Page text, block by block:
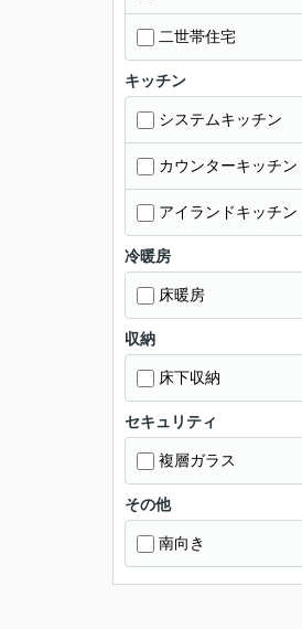
二世帯住宅
キッチン
システムキッチン
カウンターキッチン
アイランドキッチン
冷暖房
床暖房
収納
床下収納
セキュリティ
複層ガラス
その他
南向き